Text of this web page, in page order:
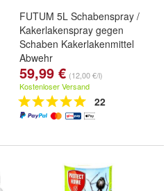
FUTUM 5L Schabenspray /
Kakerlakenspray gegen
Schaben Kakerlakenmittel
Abwehr
59,99 € (12,00 €/l)
Kostenloser Versand
22